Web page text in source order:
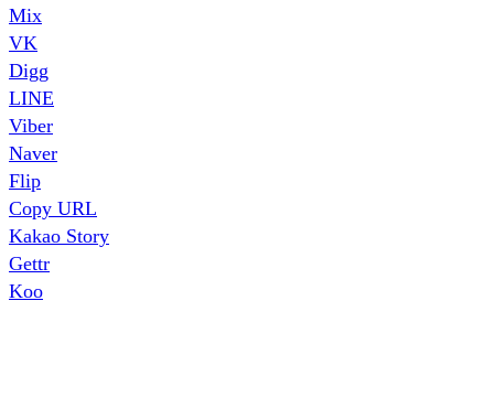
Mix
VK
Digg
LINE
Viber
Naver
Flip
Copy URL
Kakao Story
Gettr
Koo